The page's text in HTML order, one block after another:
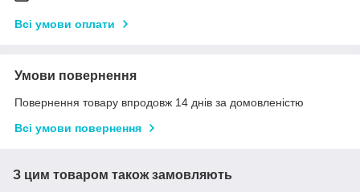
Всі умови оплати
Умови повернення
Повернення товару впродовж 14 днів за домовленістю
Всі умови повернення
З цим товаром також замовляють